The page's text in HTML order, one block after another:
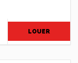
LOUER